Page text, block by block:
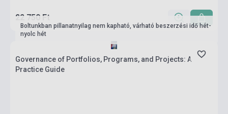
22 750 Ft
Boltunkban pillanatnyilag nem kapható, várható beszerzési idő hét-
nyolc hét
Governance of Portfolios, Programs, and Projects: A
Practice Guide